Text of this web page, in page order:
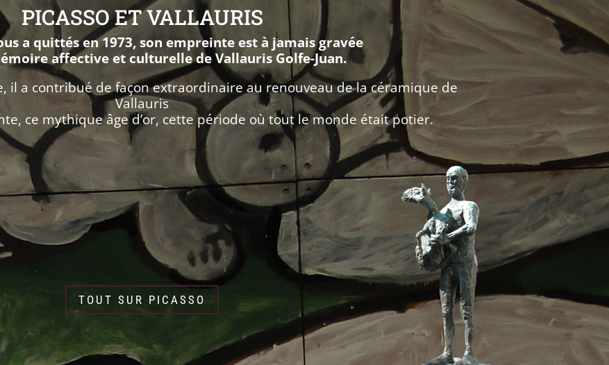
PICASSO ET VALLAURIS
a quittés en 1973, son empreinte est à jamais gravée
affective et culturelle de Vallauris Golfe-Juan.
il a contribué de façon extraordinaire au renouveau de la céramique de
Vallauris
ce mythique âge d’or, cette période où tout le monde était potier.
TOUT SUR PICASSO